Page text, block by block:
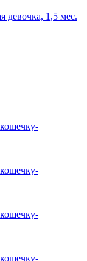
девочка, 1,5 мес.